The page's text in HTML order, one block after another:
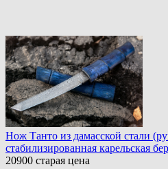
Нож Танто из дамасской стали
стабилизированная карельская
20900 старая цена